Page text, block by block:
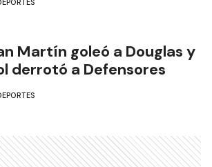
Martín goleó a Douglas y
derrotó a Defensores